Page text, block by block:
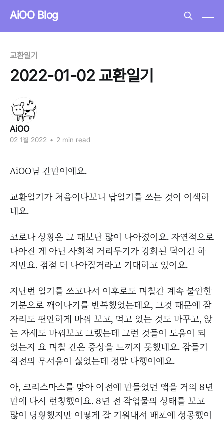
AiOO Blog
교환일기
2022-01-02 교환일기
AiOO
02 1월 2022 • 2 min read
AiOO님 간만이에요.
교환일기가 처음이다보니 답일기를 쓰는 것이 어색하
네요.
코로나 상황은 그 때보단 많이 나아졌어요. 자연적으로
나아진 게 아닌 사회적 거리두기가 강화된 덕이긴 하
지만요. 점점 더 나아질거라고 기대하고 있어요.
지난번 일기를 쓰고나서 이후로도 며칠간 계속 불안한
기분으로 깨어나기를 반복했었는데요, 그것 때문에 잠
자리도 편안하게 바꿔 보고, 먹고 있는 것도 바꾸고, 앉
는 자세도 바꿔보고 그랬는데 그런 것들이 도움이 되
었는지 요 며칠 간은 증상을 느끼지 못했네요. 잠들기
직전의 무서움이 싫었는데 정말 다행이에요.
아, 크리스마스를 맞아 이전에 만들었던 앱을 거의 8년
만에 다시 런칭했어요. 8년 전 작업물의 상태를 보고
많이 당황했지만 어떻게 잘 기워내서 배포에 성공했어